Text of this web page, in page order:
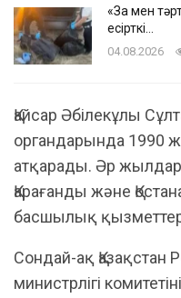
«Заң мен
есірткі…
04.08.2026
Қайсар Әбілекұлы
органдарында 1990
атқарады. Әр
Қарағанды және
басшылық қызметтер
Сондай-ақ Қазақстан
министрлігі